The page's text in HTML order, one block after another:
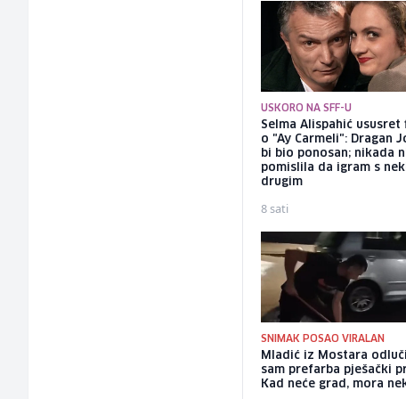
USKORO NA SFF-U
Selma Alispahić ususret
o "Ay Carmeli": Dragan
bi bio ponosan; nikada
pomislila da igram s
drugim
8 sati
SNIMAK POSAO VIRALAN
Mladić iz Mostara
sam prefarba pješački
Kad neće grad, mora